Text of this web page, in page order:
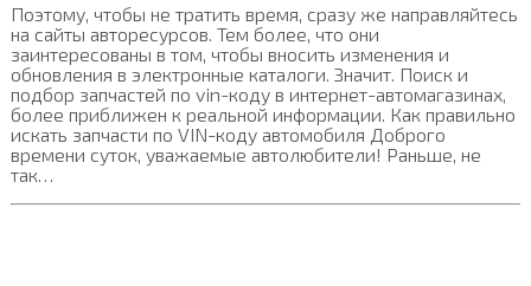
Поэтому, чтобы не тратить время, сразу же направляйтесь
на сайты авторесурсов. Тем более, что они
заинтересованы в том, чтобы вносить изменения и
обновления в электронные каталоги. Значит. Поиск и
подбор запчастей по vin-коду в интернет-автомагазинах,
более приближен к реальной информации. Как правильно
искать запчасти по VIN-коду автомобиля Доброго
времени суток, уважаемые автолюбители! Раньше, не
так…